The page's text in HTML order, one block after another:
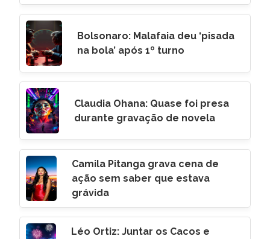
Bolsonaro: Malafaia deu ‘pisada
na bola’ após 1º turno
Claudia Ohana: Quase foi presa
durante gravação de novela
Camila Pitanga grava cena de
ação sem saber que estava
grávida
Léo Ortiz: Juntar os Cacos e